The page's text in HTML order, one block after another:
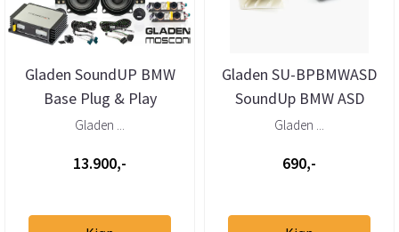
Gladen SoundUP BMW
Base Plug & Play
frontsett og DSP-
Gladen ...
13.900,-
Gladen SU-BPBMWASD
SoundUp BMW ASD
bypasskabel
Gladen ...
690,-